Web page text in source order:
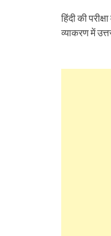
हिंदी की
व्याकरण में